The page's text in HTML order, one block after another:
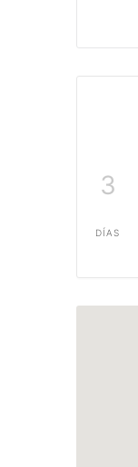
3
DÍAS